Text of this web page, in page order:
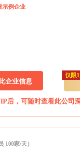
示例企业
企业信息
仅限
后，可随时查看此公司
100家/天）